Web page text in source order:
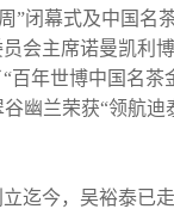
”闭幕式及中国
会主席诺曼凯利
年世博中国名茶
幽兰荣获“领航迪
迄今，吴裕泰已